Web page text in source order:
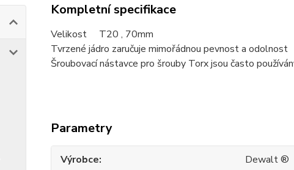
Kompletní specifikace
Velikost T20 , 70mm
Tvrzené jádro zaručuje mimořádnou pevnost a odolnost
Šroubovací nástavce pro šrouby Torx jsou často
Parametry
Výrobce Dewalt ®